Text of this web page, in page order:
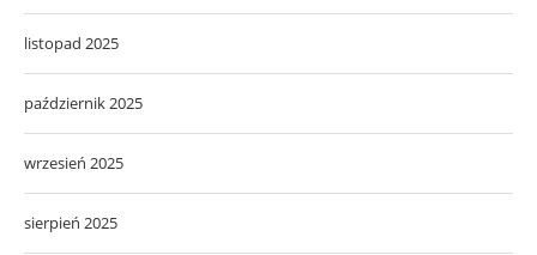
listopad 2025
październik 2025
wrzesień 2025
sierpień 2025